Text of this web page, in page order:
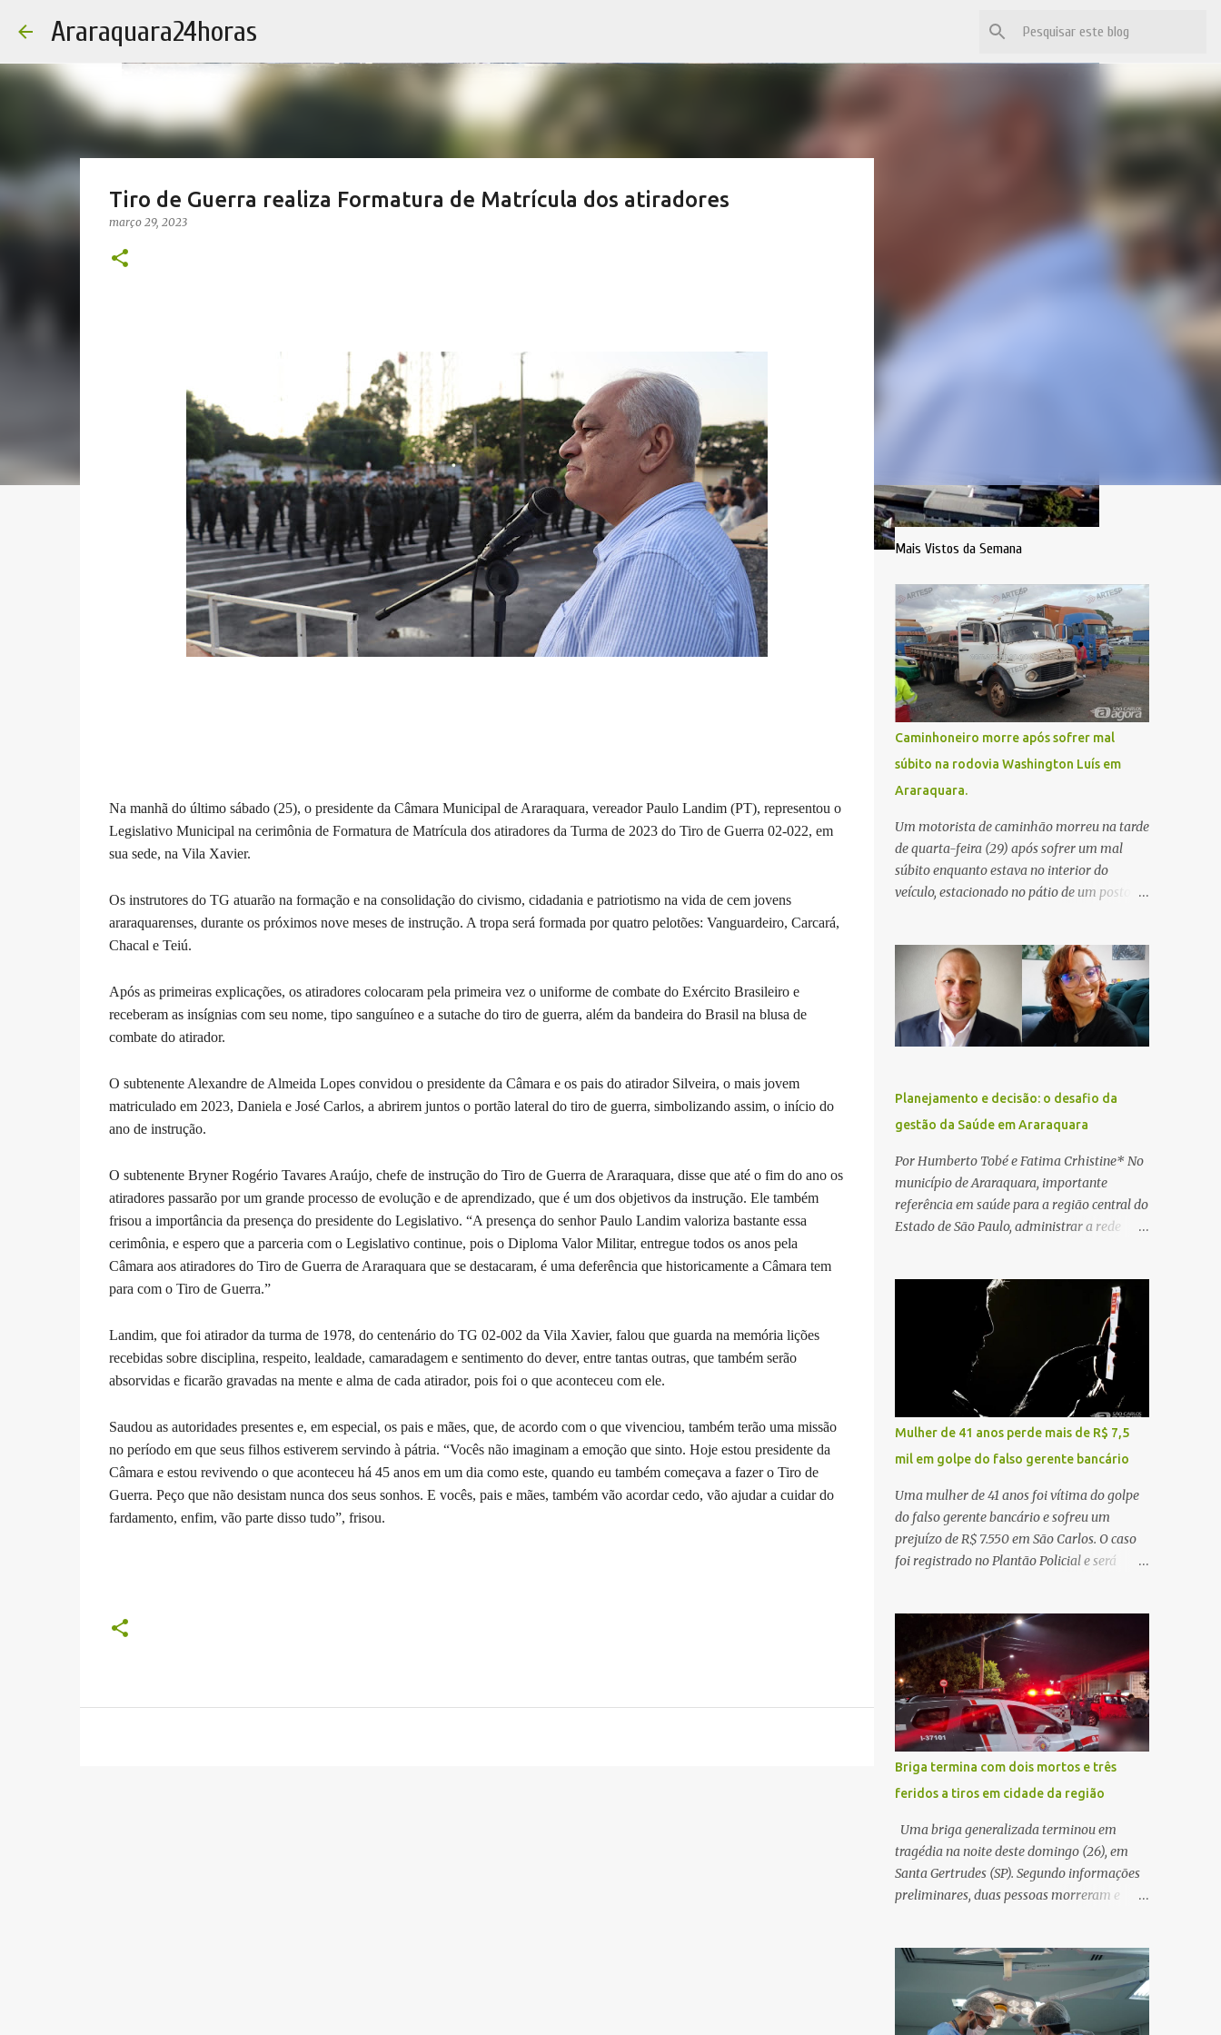
Araraquara24horas
Tiro de Guerra realiza Formatura de Matrícula dos atiradores
março 29, 2023
Na manhã do último sábado (25), o presidente da Câmara Municipal de Araraquara, vereador Paulo Landim (PT), representou o
Legislativo Municipal na cerimônia de Formatura de Matrícula dos atiradores da Turma de 2023 do Tiro de Guerra 02-022, em
sua sede, na Vila Xavier.
Os instrutores do TG atuarão na formação e na consolidação do civismo, cidadania e patriotismo na vida de cem jovens
araraquarenses, durante os próximos nove meses de instrução. A tropa será formada por quatro pelotões: Vanguardeiro, Carcará,
Chacal e Teiú.
Após as primeiras explicações, os atiradores colocaram pela primeira vez o uniforme de combate do Exército Brasileiro e
receberam as insígnias com seu nome, tipo sanguíneo e a sutache do tiro de guerra, além da bandeira do Brasil na blusa de
combate do atirador.
O subtenente Alexandre de Almeida Lopes convidou o presidente da Câmara e os pais do atirador Silveira, o mais jovem
matriculado em 2023, Daniela e José Carlos, a abrirem juntos o portão lateral do tiro de guerra, simbolizando assim, o início do
ano de instrução.
O subtenente Bryner Rogério Tavares Araújo, chefe de instrução do Tiro de Guerra de Araraquara, disse que até o fim do ano os
atiradores passarão por um grande processo de evolução e de aprendizado, que é um dos objetivos da instrução. Ele também
frisou a importância da presença do presidente do Legislativo. “A presença do senhor Paulo Landim valoriza bastante essa
cerimônia, e espero que a parceria com o Legislativo continue, pois o Diploma Valor Militar, entregue todos os anos pela
Câmara aos atiradores do Tiro de Guerra de Araraquara que se destacaram, é uma deferência que historicamente a Câmara tem
para com o Tiro de Guerra.”
Landim, que foi atirador da turma de 1978, do centenário do TG 02-002 da Vila Xavier, falou que guarda na memória lições
recebidas sobre disciplina, respeito, lealdade, camaradagem e sentimento do dever, entre tantas outras, que também serão
absorvidas e ficarão gravadas na mente e alma de cada atirador, pois foi o que aconteceu com ele.
Saudou as autoridades presentes e, em especial, os pais e mães, que, de acordo com o que vivenciou, também terão uma missão
no período em que seus filhos estiverem servindo à pátria. “Vocês não imaginam a emoção que sinto. Hoje estou presidente da
Câmara e estou revivendo o que aconteceu há 45 anos em um dia como este, quando eu também começava a fazer o Tiro de
Guerra. Peço que não desistam nunca dos seus sonhos. E vocês, pais e mães, também vão acordar cedo, vão ajudar a cuidar do
fardamento, enfim, vão parte disso tudo”, frisou.
Mais Vistos da Semana
Caminhoneiro morre após sofrer mal
súbito na rodovia Washington Luís em
Araraquara.
Um motorista de caminhão morreu na tarde
de quarta-feira (29) após sofrer um mal
súbito enquanto estava no interior do
veículo, estacionado no pátio de um posto de
Araraquara. De acordo com informações da
Artesp, a concessionária foi acionada por
meio do telefone 0800 após relatos de que
havia um condutor inconsciente dentro de
um caminhão. Equipes de resgate foram
encontraram a vítima em parada
cardiorrespiratória. Os socorristas iniciaram
imediatamente as manobras de reanimação
cardiopulmonar (RCP), porém, apesar de
todos os esforços, o motorista não
respondeu aos procedimentos. Às 17h03,
médicos da Unidade de Suporte Avançado
Planejamento e decisão: o desafio da
gestão da Saúde em Araraquara
Por Humberto Tobé e Fatima Crhistine* No
município de Araraquara, importante
referência em saúde para a região central do
Estado de São Paulo, administrar a rede
A cidade concentra hospitais, unidades
especializadas e serviços de média e alta
complexidade que atendem pacientes não
apenas do município, mas também de
diversas cidades do entorno, ampliando
significativamente a responsabilidade da
gestão sobre o Sistema Único de Saúde
(SUS). Nos últimos anos, o Governo Federal
tem ampliado investimentos destinados ao
fortalecimento da atenção básica, da
infraestrutura hospitalar e da
regionalização dos serviços de saúde.
Entretanto, em um cenário de demandas
pública não é apenas investir mais, mas
decidir melhor onde investir para produzir o
maior benefício possível à população. Essa
reflexão encontra respaldo tanto na teoria
da admini...
Mulher de 41 anos perde mais de R$ 7,5
mil em golpe do falso gerente bancário
Uma mulher de 41 anos foi vítima do golpe
do falso gerente bancário e sofreu um
prejuízo de R$ 7.550 em São Carlos. O caso
foi registrado no Plantão Policial e será
ocorrência, a vítima recebeu contato pelo
WhatsApp de um homem que afirmava ser
o novo gerente da conta bancária da
empresa. O suspeito alegou que seria
necessário atualizar o cadastro da conta e
passou a orientar a vítima sobre os
procedimentos que deveriam ser realizados.
Dias depois, o golpista enviou um
documento em PDF simulando uma
comunicação oficial da instituição
financeira. Na sequência, entrou em contato
por telefone e encaminhou um link,
orientando a vítima a acessá-lo pelo
procedimento, a conta bancária ficou
bloqueada por algumas horas. Sem
conseguir acessar o sistema, a vítima tentou
novamente contato com o suposto gerente,
Briga termina com dois mortos e três
feridos a tiros em cidade da região
Uma briga generalizada terminou em
tragédia na noite deste domingo (26), em
Santa Gertrudes (SP). Segundo informações
preliminares, duas pessoas morreram e
adega. O caso aconteceu por volta das
20h40, na região da Avenida João Vitte. De
acordo com as primeiras informações, a
confusão teria começado dentro do